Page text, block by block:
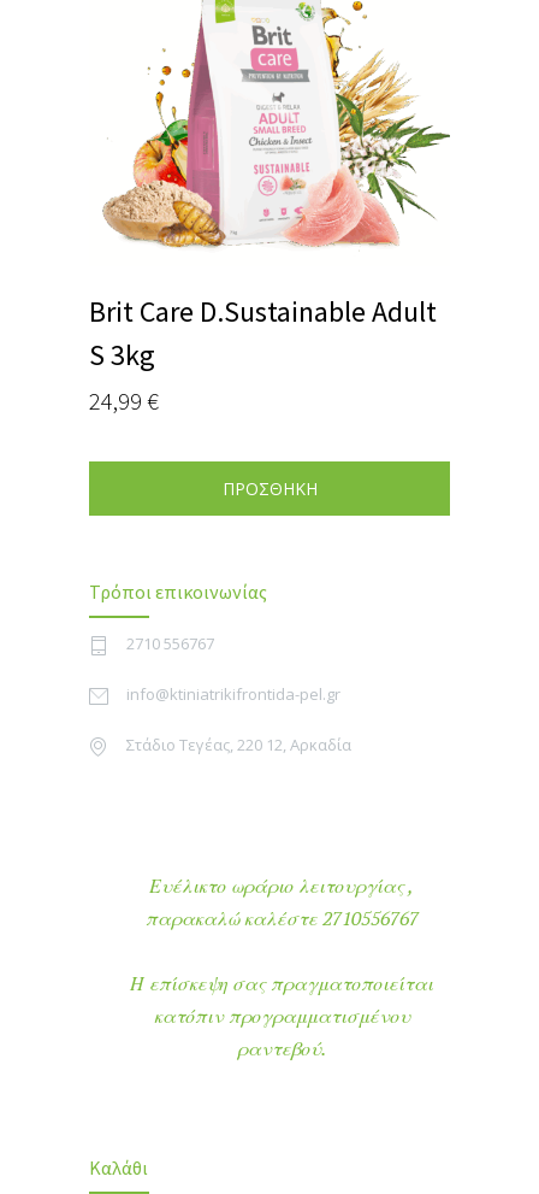
Brit Care D.Sustainable Adult
S 3kg
24,99 €
ΠΡΟΣΘΗΚΗ
Τρόποι επικοινωνίας
2710 556767
info@ktiniatrikifrontida-pel.gr
Στάδιο Τεγέας, 220 12, Αρκαδία
Ευέλικτο ωράριο λειτουργίας ,
παρακαλώ καλέστε 2710556767
Η επίσκεψη σας πραγματοποιείται
κατόπιν προγραμματισμένου
ραντεβού.
Καλάθι